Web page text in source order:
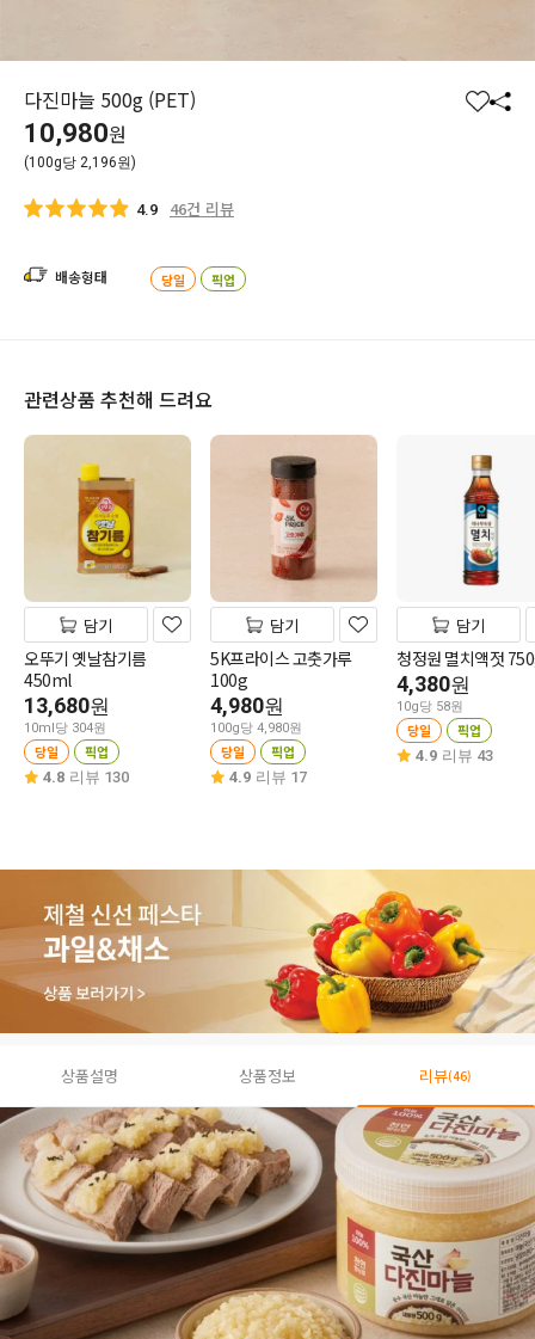
다진마늘 500g (PET)
찜 공
10,980원
(100g당 2,196원)
4.9 46건 리뷰
배송형태 당일 픽업
관련상품 추천해 드려요
담기
오뚜기 옛날참기름
450ml
13,680원
10ml당 304원
당일 픽업
4.8 리뷰 130
담기
5K프라이스 고춧가루
100g
4,980원
100g당 4,980원
당일 픽업
4.9 리뷰 17
담기
청정원 멸치액젓
4,380원
10g당 58원
당일 픽업
4.9 리뷰 43
상품설명 상품정보 리뷰(46)